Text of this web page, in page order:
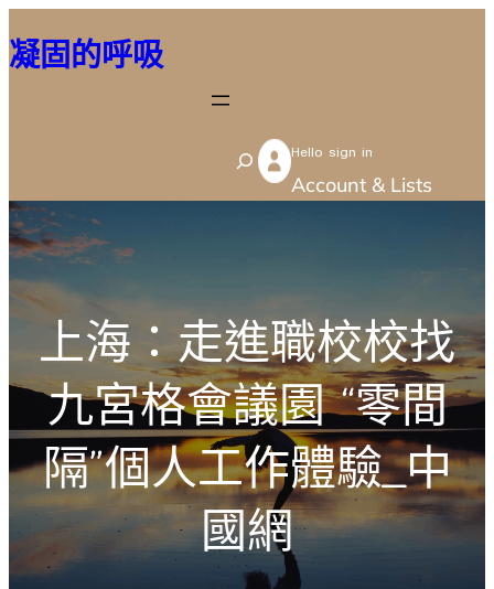
至
容
凝固的呼吸
S
e
h
Hello sign in
Account & Lists
上海：走進職校校找
九宮格會議園 “零間
隔”個人工作體驗_中
國網